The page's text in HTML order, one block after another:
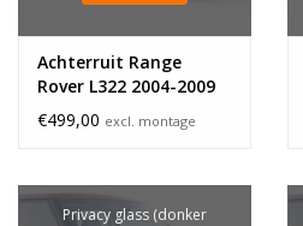
Achterruit Range
Rover L322 2004-2009
privacy glass
€499,00 excl. montage
Privacy glass (donker